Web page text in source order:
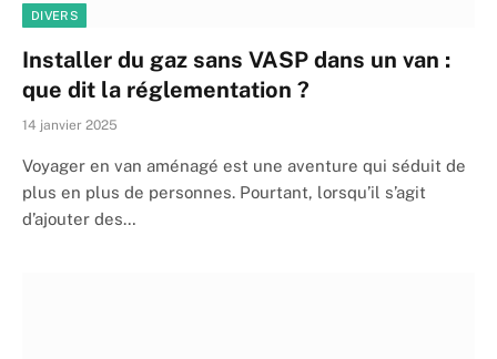
DIVERS
Installer du gaz sans VASP dans un van :
que dit la réglementation ?
14 janvier 2025
Voyager en van aménagé est une aventure qui séduit de
plus en plus de personnes. Pourtant, lorsqu’il s’agit
d’ajouter des…